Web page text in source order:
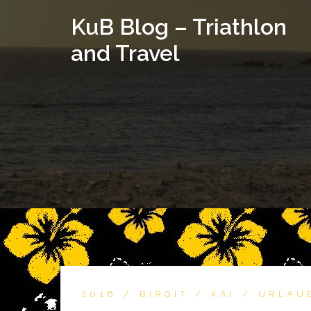
KuB Blog – Triathlon
and Travel
2016 BIRGIT KAI